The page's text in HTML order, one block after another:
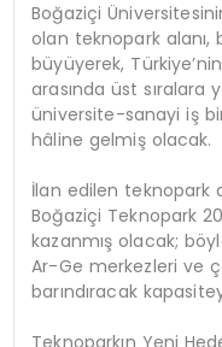
Boğaziçi
olan teknopark alanı,
büyüyerek,
arasında üst
üniversite-sanayi iş
hâline gelmiş olacak.
İlan edilen teknopark
Boğaziçi Teknopark
kazanmış olacak;
Ar-Ge merkezleri ve
barındıracak